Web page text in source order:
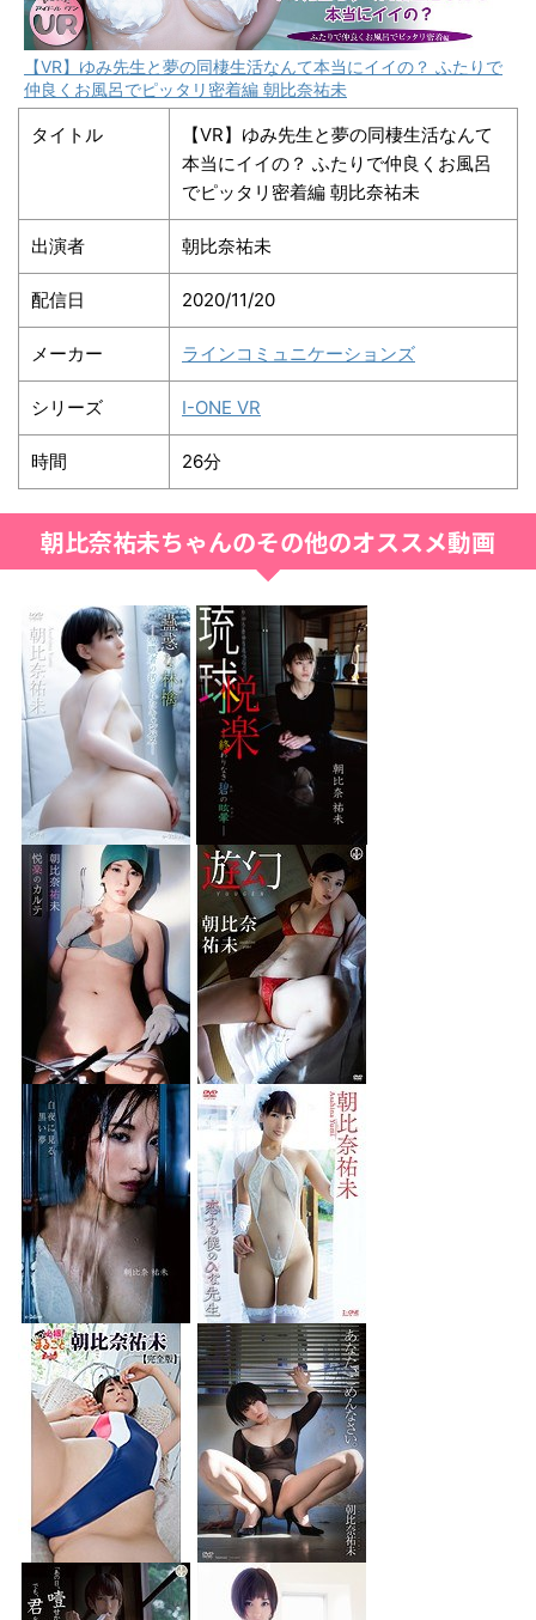
【VR】ゆみ先生と夢の同棲生活なんて本当にイイの？ ふたりで
仲良くお風呂でピッタリ密着編 朝比奈祐未
タイトル
【VR】ゆみ先生と夢の同棲生活なんて
本当にイイの？ ふたりで仲良くお風呂
でピッタリ密着編 朝比奈祐未
出演者 朝比奈祐未
配信日 2020/11/20
メーカー ラインコミュニケーションズ
シリーズ I-ONE VR
時間 26分
朝比奈祐未ちゃんのその他のオススメ動画